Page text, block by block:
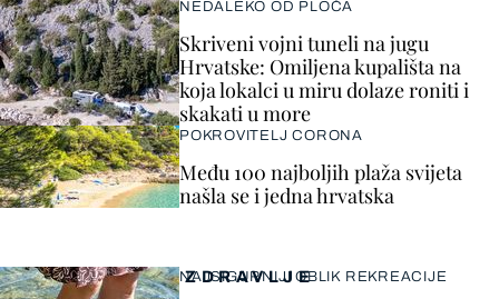
ZDRAVLJE
NAJSIGURNIJI OBLIK REKREACIJE
NEDALEKO OD PLOČA
Skriveni vojni tuneli na jugu
Hrvatske: Omiljena kupališta na
koja lokalci u miru dolaze roniti i
skakati u more
POKROVITELJ CORONA
Među 100 najboljih plaža svijeta
našla se i jedna hrvatska